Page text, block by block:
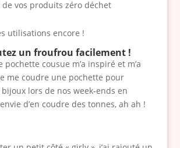
vos produits zéro déchet
utilisations encore !
un froufrou facilement !
pochette cousue m’a inspiré et m’a
me coudre une pochette pour
lors de nos week-ends en
envie d’en coudre des tonnes, ah ah !